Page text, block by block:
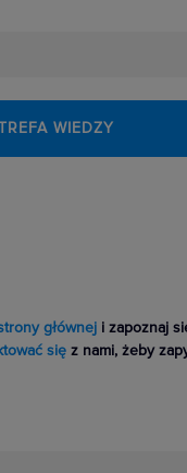
WIEDZY
głównej i zapoznaj
się z nami, żeby